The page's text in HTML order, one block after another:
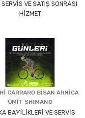
VE SATIŞ SONRASI
HİZMET
CARRARO BİSAN ARNİCA
ÜMİT SHIMANO
BAYİLİKLERİ VE SERVİS